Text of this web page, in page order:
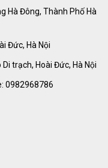
Hà Đông, Thành Phố Hà
Đức, Hà Nội
trạch, Hoài Đức, Hà Nội
0982968786